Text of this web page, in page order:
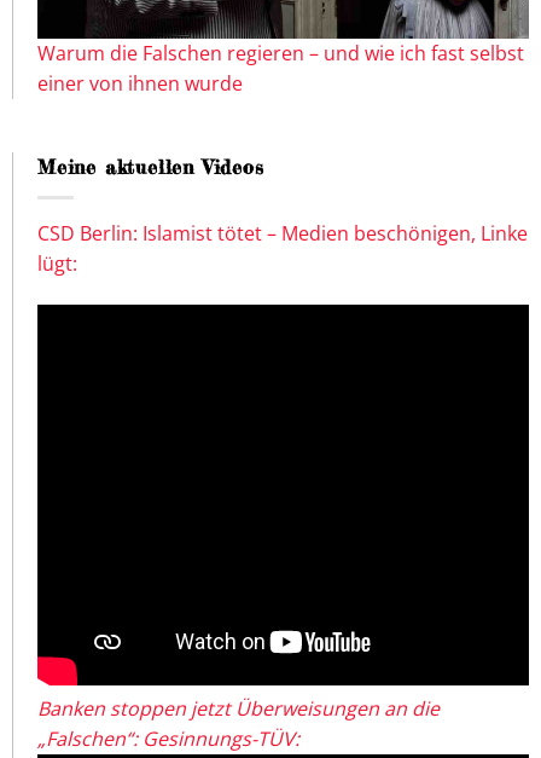
Warum die Falschen regieren – und wie ich fast selbst
einer von ihnen wurde
Meine aktuellen Videos
CSD Berlin: Islamist tötet – Medien beschönigen, Linke
lügt:
Banken stoppen jetzt Überweisungen an die
„Falschen“: Gesinnungs-TÜV: